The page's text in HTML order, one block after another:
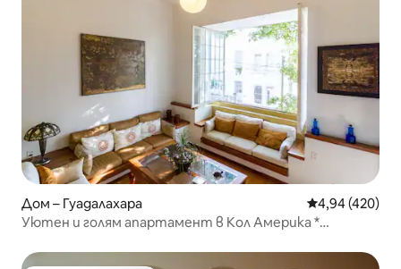
Дом – Гуадалахара Средна
4,94 (420)
Уютен и голям апартамент в Кол Америка *